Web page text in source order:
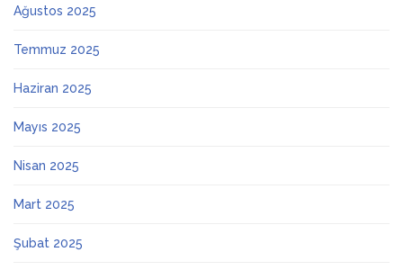
Ağustos 2025
Temmuz 2025
Haziran 2025
Mayıs 2025
Nisan 2025
Mart 2025
Şubat 2025